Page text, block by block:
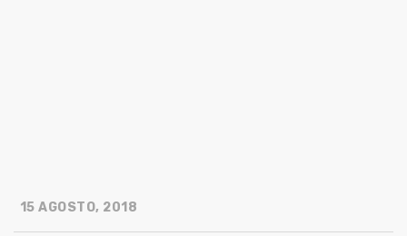
15 AGOSTO, 2018